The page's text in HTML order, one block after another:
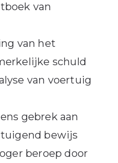
van
van het
schuld
van voertuig
gebrek aan
bewijs
beroep door